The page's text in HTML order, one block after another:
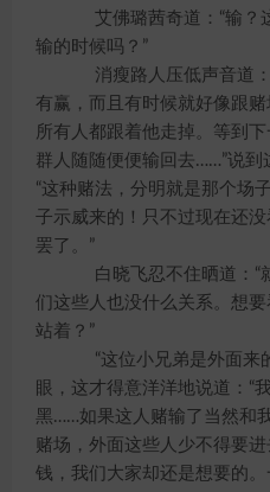
艾佛璐茜奇道：“输？
输的时候吗？”
消瘦路人压低声音道：
有赢，而且有时候就好像跟
所有人都跟着他走掉。等到
群人随随便便输回去……”说到
“这种赌法，分明就是那个场
子示威来的！只不过现在还
罢了。”
白晓飞忍不住晒道：“
们这些人也没什么关系。想
站着？”
“这位小兄弟是外面来
眼，这才得意洋洋地说道：“
黑……如果这人赌输了当然和
赌场，外面这些人少不得要
钱，我们大家却还是想要的